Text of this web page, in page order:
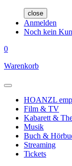
close
Anmelden
Noch kein
0
Warenkorb
HOANZL
Film & TV
Kabarett &
Musik
Buch &
Streaming
Tickets